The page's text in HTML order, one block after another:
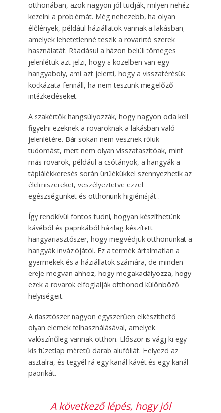
otthonában, azok nagyon jól tudják, milyen nehéz
kezelni a problémát. Még nehezebb, ha olyan
élőlények, például háziállatok vannak a lakásban,
amelyek lehetetlenné teszik a rovarirtó szerek
használatát. Ráadásul a házon belüli tömeges
jelenlétük azt jelzi, hogy a közelben van egy
hangyaboly, ami azt jelenti, hogy a visszatérésük
kockázata fennáll, ha nem teszünk megelőző
intézkedéseket.
A szakértők hangsúlyozzák, hogy nagyon oda kell
figyelni ezeknek a rovaroknak a lakásban való
jelenlétére. Bár sokan nem vesznek róluk
tudomást, mert nem olyan visszataszítóak, mint
más rovarok, például a csótányok, a hangyák a
táplálékkeresés során ürülékükkel szennyezhetik az
élelmiszereket, veszélyeztetve ezzel
egészségünket és otthonunk higiéniáját .
Így rendkívül fontos tudni, hogyan készíthetünk
kávéból és paprikából házilag készített
hangyariasztószer, hogy megvédjük otthonunkat a
hangyák inváziójától. Ez a termék ártalmatlan a
gyermekek és a háziállatok számára, de minden
ereje megvan ahhoz, hogy megakadályozza, hogy
ezek a rovarok elfoglalják otthonod különböző
helyiségeit.
A riasztószer nagyon egyszerűen elkészíthető
olyan elemek felhasználásával, amelyek
valószínűleg vannak otthon. Először is vágj ki egy
kis füzetlap méretű darab alufóliát. Helyezd az
asztalra, és tegyél rá egy kanál kávét és egy kanál
paprikát.
A következő lépés, hogy jól